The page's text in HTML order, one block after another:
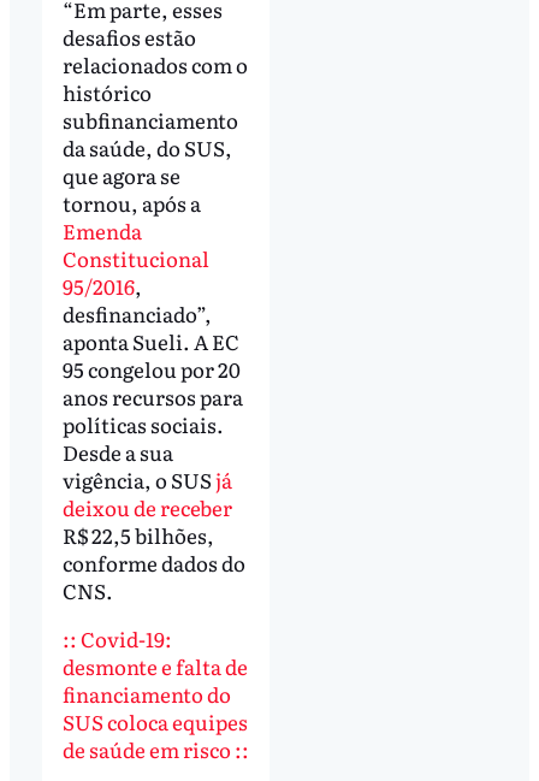
“Em parte, esses
desafios estão
relacionados com o
histórico
subfinanciamento
da saúde, do SUS,
que agora se
tornou, após a
Emenda
Constitucional
95/2016,
desfinanciado”,
aponta Sueli. A EC
95 congelou por 20
anos recursos para
políticas sociais.
Desde a sua
vigência, o SUSjá
deixou de receber
R$ 22,5 bilhões,
conforme dados do
CNS.
:: Covid-19:
desmonte e falta de
financiamento do
SUS coloca equipes
de saúde em risco ::